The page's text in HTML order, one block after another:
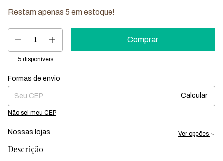
Restam apenas 5 em estoque!
5 disponíveis
Entregas para o CEP:
Formas de envio
Calcular
Não sei meu CEP
Nossas lojas Ver opções
Descrição